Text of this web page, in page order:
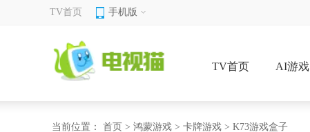
TV首页 手机版
TV首页 AI游戏
当前位置： 首页 > 鸿蒙游戏 > 卡牌游戏 > K73游戏盒子